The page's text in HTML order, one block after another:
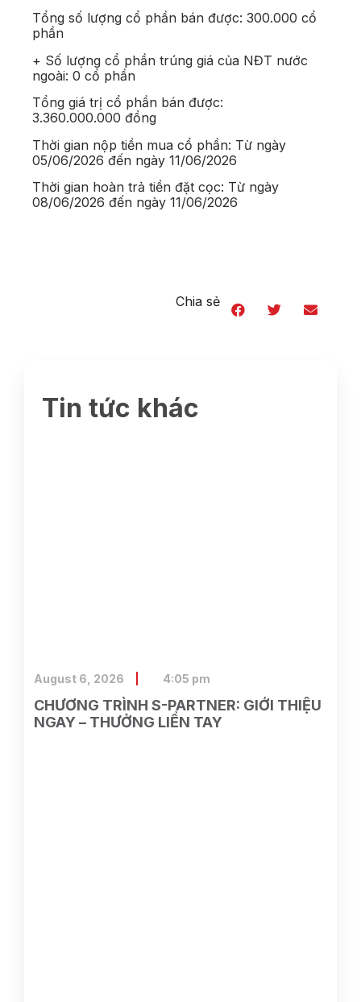
Tổng số lượng cổ phần bán được: 300.000 cổ
phần
+ Số lượng cổ phần trúng giá của NĐT nước
ngoài: 0 cổ phần
Tổng giá trị cổ phần bán được:
3.360.000.000 đồng
Thời gian nộp tiền mua cổ phần: Từ ngày
05/06/2026 đến ngày 11/06/2026
Thời gian hoàn trả tiền đặt cọc: Từ ngày
08/06/2026 đến ngày 11/06/2026
Chia sẻ
Tin tức khác
CHƯƠNG TRÌNH S-PARTNER: GIỚI THIỆU
NGAY – THƯỞNG LIỀN TAY
August 6, 2026 4:05 pm